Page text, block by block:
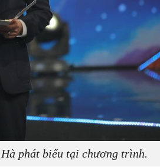
phát biểu tại chương trình.